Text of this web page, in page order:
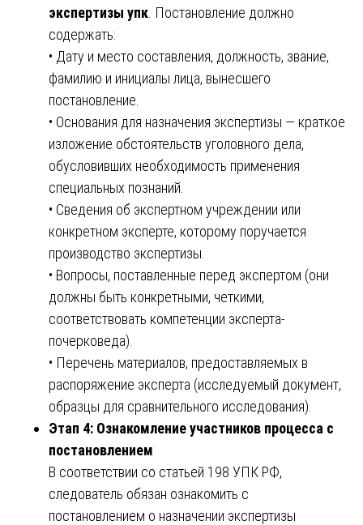
экспертизы упк . Постановление должно
содержать:
• Дату и место составления, должность, звание,
фамилию и инициалы лица, вынесшего
постановление.
• Основания для назначения экспертизы — краткое
изложение обстоятельств уголовного дела,
обусловивших необходимость применения
специальных познаний.
• Сведения об экспертном учреждении или
конкретном эксперте, которому поручается
производство экспертизы.
• Вопросы, поставленные перед экспертом (они
должны быть конкретными, четкими,
соответствовать компетенции эксперта-
почерковеда).
• Перечень материалов, предоставляемых в
распоряжение эксперта (исследуемый документ,
образцы для сравнительного исследования).
Этап 4: Ознакомление участников процесса с
постановлением
В соответствии со статьей 198 УПК РФ,
следователь обязан ознакомить с
постановлением о назначении экспертизы